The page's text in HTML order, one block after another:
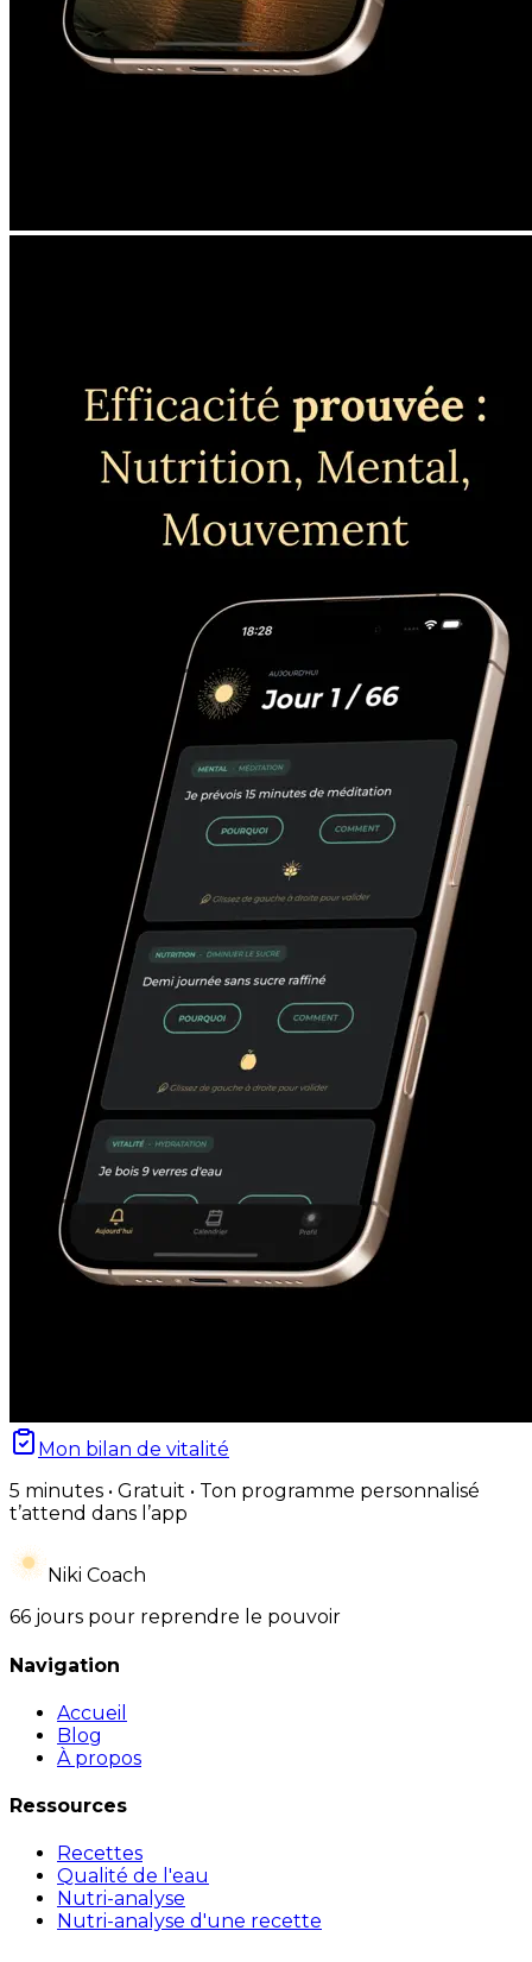
Mon bilan de vitalité
5 minutes • Gratuit • Ton programme personnalisé
t’attend dans l’app
Niki Coach
66 jours pour reprendre le pouvoir
Navigation
Accueil
Blog
À propos
Ressources
Recettes
Qualité de l'eau
Nutri-analyse
Nutri-analyse d'une recette